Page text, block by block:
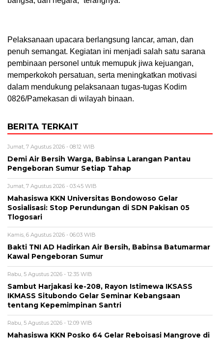
Pelaksanaan upacara berlangsung lancar, aman, dan
penuh semangat. Kegiatan ini menjadi salah satu sarana
pembinaan personel untuk memupuk jiwa kejuangan,
memperkokoh persatuan, serta meningkatkan motivasi
dalam mendukung pelaksanaan tugas-tugas Kodim
0826/Pamekasan di wilayah binaan.
BERITA TERKAIT
Jumat, 7 Agustus 2026 - 08:12 WIB
Demi Air Bersih Warga, Babinsa Larangan Pantau
Pengeboran Sumur Setiap Tahap
Jumat, 7 Agustus 2026 - 03:45 WIB
Mahasiswa KKN Universitas Bondowoso Gelar
Sosialisasi: Stop Perundungan di SDN Pakisan 05
Tlogosari
Kamis, 6 Agustus 2026 - 06:03 WIB
Bakti TNI AD Hadirkan Air Bersih, Babinsa Batumarmar
Kawal Pengeboran Sumur
Rabu, 5 Agustus 2026 - 12:35 WIB
Sambut Harjakasi ke-208, Rayon Istimewa IKSASS
IKMASS Situbondo Gelar Seminar Kebangsaan
tentang Kepemimpinan Santri
Rabu, 5 Agustus 2026 - 12:09 WIB
Mahasiswa KKN Posko 64 Gelar Reboisasi Mangrove di